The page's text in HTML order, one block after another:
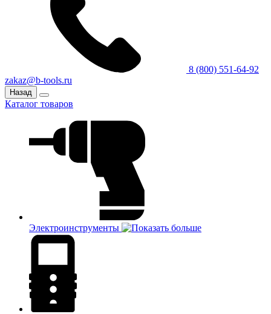
8 (800) 551-64-92
zakaz@b-tools.ru
Назад
Каталог товаров
Электроинструменты